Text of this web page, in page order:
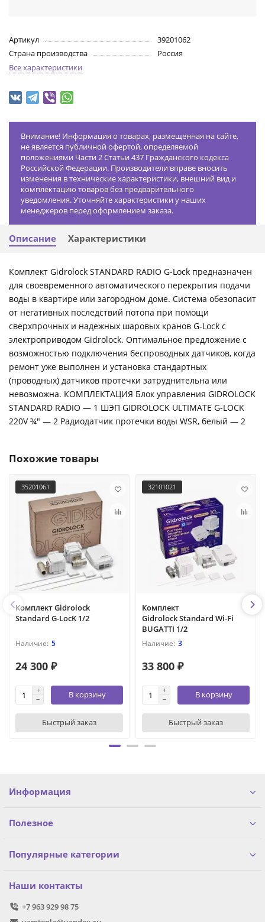
Артикул
39201062
Страна производства
Россия
Все характеристики
Внимание! Информация о товарах, размещенная на сайте,
не является публичной офертой, определяемой
положениями Части 2 Статьи 437 Гражданского кодекса
Российской Федерации. Производители вправе вносить
изменения в технические характеристики, внешний вид и
комплектацию товаров без предварительного
уведомления. Уточняйте характеристики у наших
менеджеров перед оформлением заказа.
Описание Характеристики
Комплект Gidrolock STANDARD RADIO G-Lock предназначен
для своевременного автоматического перекрытия подачи
воды в квартире или загородном доме. Система обезопасит
от негативных последствий потопа при помощи
сверхпрочных и надежных шаровых кранов G-Lock с
электроприводом Gidrolock. Оптимальное предложение с
возможностью подключения беспроводных датчиков, когда
ремонт уже выполнен и установка стандартных
(проводных) датчиков протечки затруднительна или
невозможна. КОМПЛЕКТАЦИЯ Блок управления GIDROLOCK
STANDARD RADIO — 1 ШЭП GIDROLOCK ULTIMATE G-LOCK
220V ¾" — 2 Радиодатчик протечки воды WSR, белый — 2
Похожие товары
35201061
Комплект Gidrоlock
Standard G-LocK 1/2
5
24 300 ₽
В корзину
Быстрый заказ
32101021
Комплект
Gidrolock Standard Wi-Fi
BUGATTI 1/2
3
33 800 ₽
В корзину
Быстрый заказ
Информация
Полезное
Популярные категории
Наши контакты
+7 963 929 98 75